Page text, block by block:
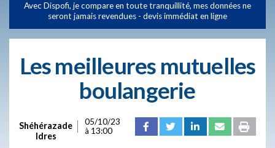
Avec Dispofi, je compare en toute tranquillité, mes données ne
seront jamais revendues - devis immédiat en ligne
Les meilleures mutuelles
boulangerie
Shéhérazade
Idres
05/10/23
à 13:00